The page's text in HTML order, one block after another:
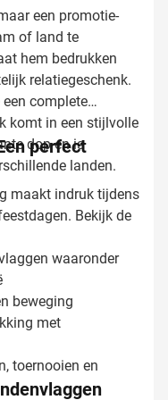
een promotie-
of land te
hem bedrukken
relatiegeschenk.
complete
komt in een stijlvolle
dop en is
landen.
perfect
maakt indruk tijdens
Bekijk de
waaronder
beweging
met
toernooien en